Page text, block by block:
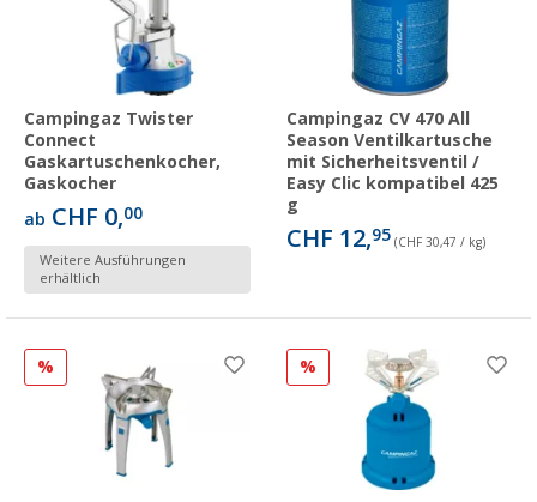
Campingaz Twister
Connect
Gaskartuschenkocher,
Gaskocher
ab CHF 0,00
Weitere Ausführungen
erhältlich
Campingaz CV 470 All
Season Ventilkartusche
mit Sicherheitsventil /
Easy Clic kompatibel 425
g
CHF 12,95 (CHF 30,47 / kg)
% %